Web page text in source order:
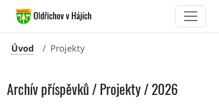
Úvod Projekty
Archív příspěvků / Projekty / 2026